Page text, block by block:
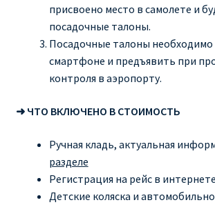
присвоено место в самолете и
посадочные талоны.
Посадочные талоны необходимо
смартфоне и предъявить при
контроля в аэропорту.
➜ ЧТО ВКЛЮЧЕНО В СТОИМОСТЬ
Ручная кладь, актуальная
разделе
Регистрация на рейс в интернете
Детские коляска и